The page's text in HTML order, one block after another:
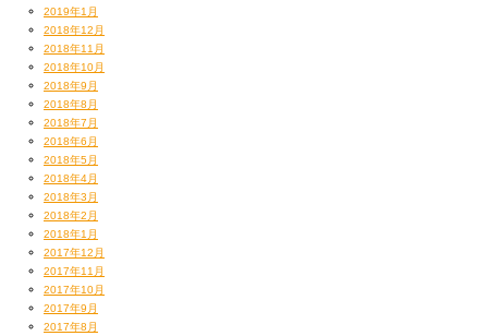
2019年1月
2018年12月
2018年11月
2018年10月
2018年9月
2018年8月
2018年7月
2018年6月
2018年5月
2018年4月
2018年3月
2018年2月
2018年1月
2017年12月
2017年11月
2017年10月
2017年9月
2017年8月